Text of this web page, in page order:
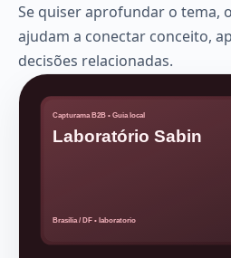
Se quiser aprofundar o tema,
ajudam a conectar conceito,
decisões relacionadas.